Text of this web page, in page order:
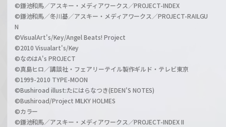
©鎌池和馬／アスキー・メディアワークス／PROJECT-INDEX
©鎌池和馬／冬川基／アスキー・メディアワークス／PROJECT-RAILGU
N
©VisualArt's/Key/Angel Beats! Project
©2010 Visualart's/Key
©なのはA's PROJECT
©真島ヒロ／講談社・フェアリーテイル製作ギルド・テレビ東京
©1999-2010 TYPE-MOON
©Bushiroad illust:たにはらなつき(EDEN'S NOTES)
©Bushiroad/Project MILKY HOLMES
©カラー
©鎌池和馬／アスキー・メディアワークス／PROJECT-INDEX II